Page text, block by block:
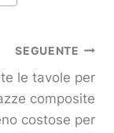
SEGUENTE
le tavole per
composite
costose per